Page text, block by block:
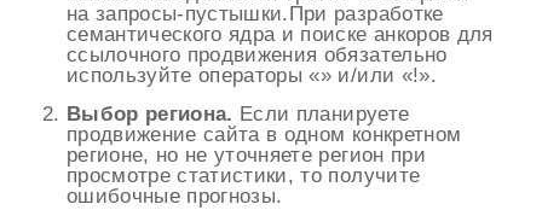
на запросы-пустышки.При разработке
семантического ядра и поиске анкоров для
ссылочного продвижения обязательно
используйте операторы «» и/или «!».
Выбор региона. Если планируете
продвижение сайта в одном конкретном
регионе, но не уточняете регион при
просмотре статистики, то получите
ошибочные прогнозы.